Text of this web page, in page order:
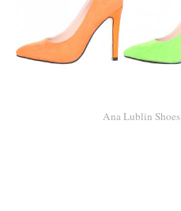
Ana Lublin Shoes